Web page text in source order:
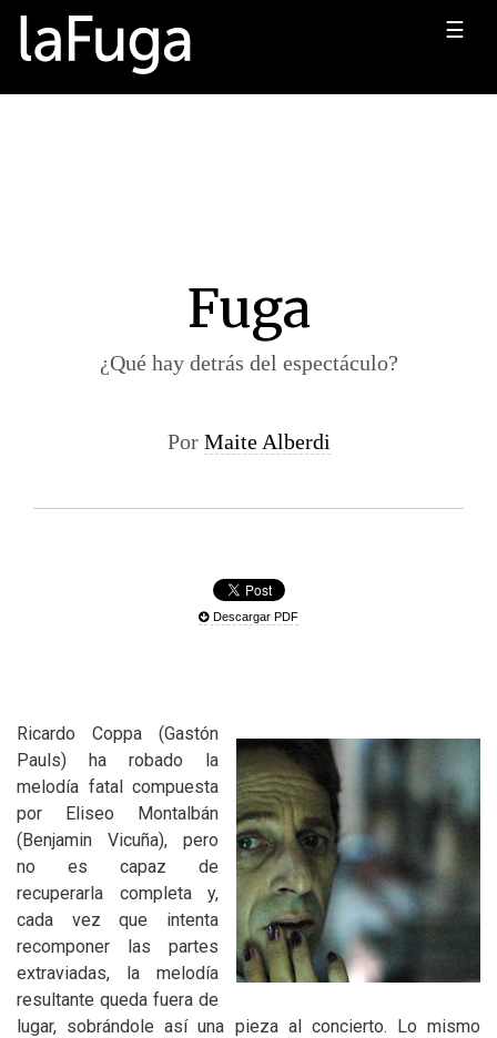
☰
Fuga
¿Qué hay detrás del espectáculo?
Por Maite Alberdi
Descargar PDF
Ricardo Coppa (Gastón
Pauls) ha robado la
melodía fatal compuesta
por Eliseo Montalbán
(Benjamin Vicuña), pero
no es capaz de
recuperarla completa y,
cada vez que intenta
recomponer las partes
extraviadas, la melodía
resultante queda fuera de
lugar, sobrándole así una pieza al concierto. Lo mismo